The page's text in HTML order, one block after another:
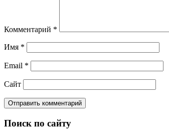
Комментарий *
Имя *
Email *
Сайт
Поиск по сайту